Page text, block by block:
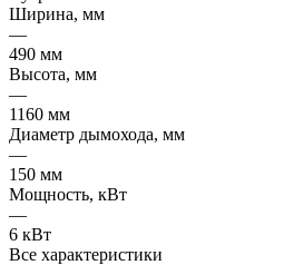
Ширина, мм
—
490 мм
Высота, мм
—
1160 мм
Диаметр дымохода, мм
—
150 мм
Мощность, кВт
—
6 кВт
Все характеристики